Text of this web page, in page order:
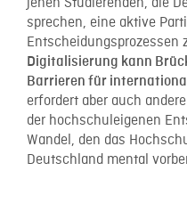
jenen Studierenden, die
sprechen, eine aktive
Entscheidungsprozessen
Digitalisierung kann
Barrieren für
erfordert aber auch
der hochschuleigenen
Wandel, den das
Deutschland mental